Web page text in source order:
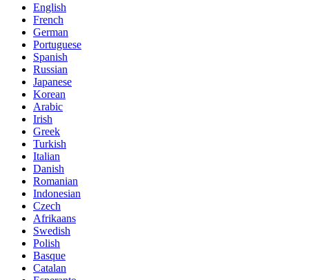
English
French
German
Portuguese
Spanish
Russian
Japanese
Korean
Arabic
Irish
Greek
Turkish
Italian
Danish
Romanian
Indonesian
Czech
Afrikaans
Swedish
Polish
Basque
Catalan